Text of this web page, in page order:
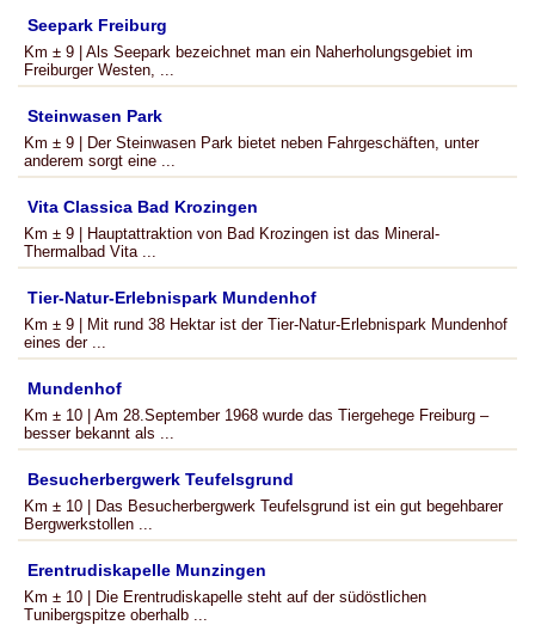
Seepark Freiburg
Km ± 9 | Als Seepark bezeichnet man ein Naherholungsgebiet im
Freiburger Westen, ...
Steinwasen Park
Km ± 9 | Der Steinwasen Park bietet neben Fahrgeschäften, unter
anderem sorgt eine ...
Vita Classica Bad Krozingen
Km ± 9 | Hauptattraktion von Bad Krozingen ist das Mineral-
Thermalbad Vita ...
Tier-Natur-Erlebnispark Mundenhof
Km ± 9 | Mit rund 38 Hektar ist der Tier-Natur-Erlebnispark Mundenhof
eines der ...
Mundenhof
Km ± 10 | Am 28.September 1968 wurde das Tiergehege Freiburg –
besser bekannt als ...
Besucherbergwerk Teufelsgrund
Km ± 10 | Das Besucherbergwerk Teufelsgrund ist ein gut begehbarer
Bergwerkstollen ...
Erentrudiskapelle Munzingen
Km ± 10 | Die Erentrudiskapelle steht auf der südöstlichen
Tunibergspitze oberhalb ...